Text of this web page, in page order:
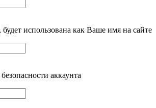
использована как Ваше имя на сайте
аккаунта